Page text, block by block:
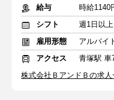
給与
時給1140
シフト
雇用形態
アルバイ
アクセス
青塚駅 車
株式会社ＢアンドＢの求人